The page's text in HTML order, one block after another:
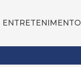
ENTRETENIMENTO